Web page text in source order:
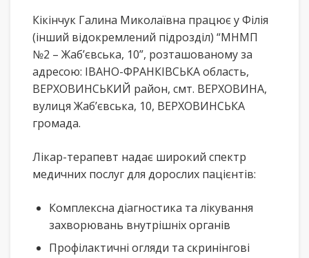
Кікінчук Галина Миколаївна працює у Філія
(інший відокремлений підрозділ) “МНМП
№2 – Жаб’євська, 10”, розташованому за
адресою: ІВАНО-ФРАНКІВСЬКА область,
ВЕРХОВИНСЬКИЙ район, смт. ВЕРХОВИНА,
вулиця Жаб’євська, 10, ВЕРХОВИНСЬКА
громада.
Лікар-терапевт надає широкий спектр
медичних послуг для дорослих пацієнтів:
Комплексна діагностика та лікування
захворювань внутрішніх органів
Профілактичні огляди та скринінгові